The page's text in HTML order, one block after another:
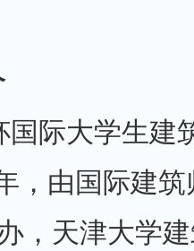
国际大学生建
，由国际建
，天津大学